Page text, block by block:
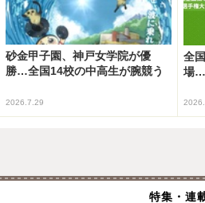
砂金甲子園、神戸女学院が優
勝…全国14校の中高生が腕競う
2026.7.29
全
場…
特集・連